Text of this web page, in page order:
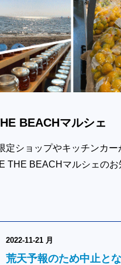
BEACHマルシェ
定ショップやキッチンカー
THE BEACHマルシェのお
2022-11-21 月
荒天予報のため中止と